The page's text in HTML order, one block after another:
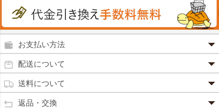
殺菌消毒液
鼻炎薬
強心剤
ノコギリヤシ
グルコサミン
田七人参
イチョウ葉
カルシウム
クロレラ
カレー・シチュー
お支払い方法
クレジットカード(1 回払いのみ)
SSL 認証で暗号化処理していますので、 安心して
ご利用いただけます。
配送について
商品は日本郵便にて発送致します。
通常2～4営業日以内に発送致します。 メーカー取り寄せ商
品、土日祝日、年末年始、弊社の休業日をはさむ場合は、4
送料について
返品・交換